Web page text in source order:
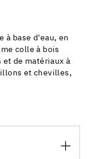
à base d'eau, en
colle à bois
de matériaux à
et chevilles,